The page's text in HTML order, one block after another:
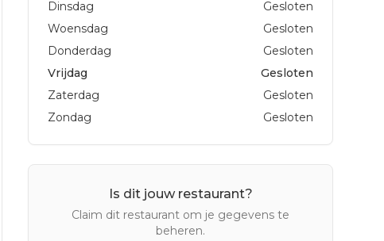
Dinsdag
Gesloten
Woensdag
Gesloten
Donderdag
Gesloten
Vrijdag
Gesloten
Zaterdag
Gesloten
Zondag
Gesloten
Is dit jouw restaurant?
Claim dit restaurant om je gegevens te
beheren.